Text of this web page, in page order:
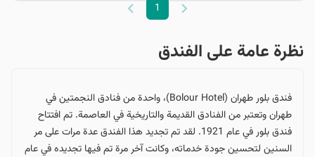
1
نظرة عامة على الفندق
فندق بلور طهران (Bolour Hotel)،‌ واحدة من فنادق النجمتين في
طهران وتعتبر من الفنادق القديمة والتاريخية في العاصمة. تم افتتاح
فندق بلور في عام 1921. لقد تم تجديد هذا الفندق عدة مرات على مر
السنين لتحسين جودة خدماته، وكانت آخر مرة تم فيها تجديده في عام